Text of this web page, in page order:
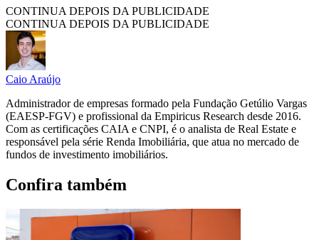
CONTINUA DEPOIS DA PUBLICIDADE
CONTINUA DEPOIS DA PUBLICIDADE
Caio Araújo
Administrador de empresas formado pela Fundação Getúlio Vargas
(EAESP-FGV) e profissional da Empiricus Research desde 2016.
Com as certificações CAIA e CNPI, é o analista de Real Estate e
responsável pela série Renda Imobiliária, que atua no mercado de
fundos de investimento imobiliários.
Confira também